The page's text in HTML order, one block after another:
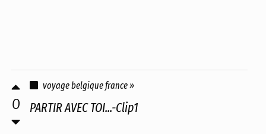
0
voyage belgique france »
PARTIR AVEC TOI...-Clip1